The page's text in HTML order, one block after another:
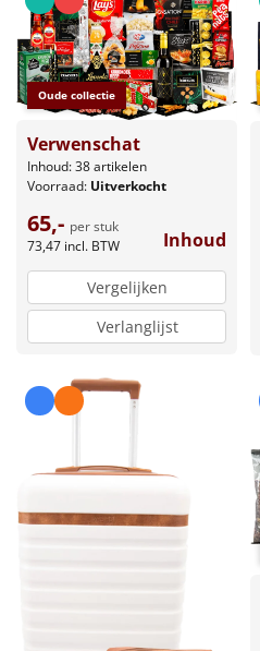
Oude collectie
Verwenschat
Inhoud: 38 artikelen
Voorraad: Uitverkocht
65,- per stuk
73,47 incl. BTW Inhoud
Vergelijken
Verlanglijst